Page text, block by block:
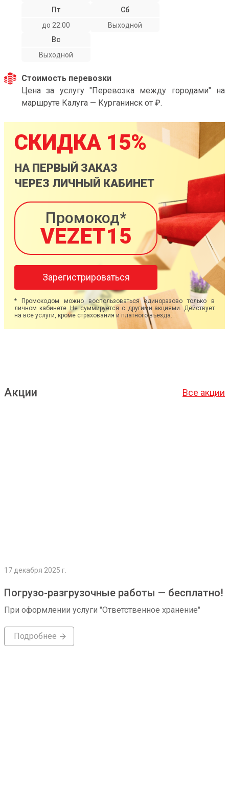
Пт
до 22:00
Сб
Выходной
Вс
Выходной
Стоимость перевозки
Цена за услугу "Перевозка между городами" на
маршруте Калуга — Курганинск от ₽.
СКИДКА 15%
НА ПЕРВЫЙ ЗАКАЗ
ЧЕРЕЗ ЛИЧНЫЙ КАБИНЕТ
Промокод*
VEZET15
Зарегистрироваться
* Промокодом можно воспользоваться единоразово только в
личном кабинете. Не суммируется с другими акциями. Действует
на все услуги, кроме страхования и платного въезда.
Акции Все акции
17 декабря 2025 г.
Погрузо-разгрузочные работы — бесплатно!
При оформлении услуги "Ответственное хранение"
Подробнее